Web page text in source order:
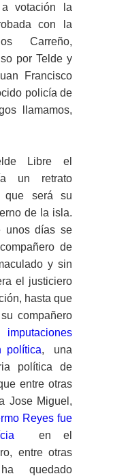
votación la
con la
Carreño,
por Telde y
Francisco
policía de
llamamos,
Libre el
un retrato
que será su
de la isla.
unos días se
de
y sin
el justiciero
hasta que
compañero
política, una
política de
entre otras
Jose Miguel,
Reyes fue
en el
entre otras
quedado